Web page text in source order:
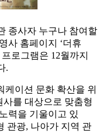
종사자 누구나 참여할
사 홈페이지 ‘더휴
로그램은 12월까지
.
케이션 문화 확산을 위
를 대상으로 맞춤형
력을 기울이고 있
관광, 나아가 지역 관